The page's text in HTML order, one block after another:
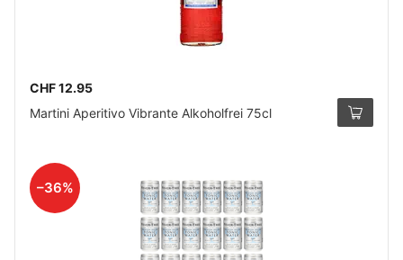
CHF 12.95
Martini Aperitivo Vibrante Alkoholfrei 75cl
–36%